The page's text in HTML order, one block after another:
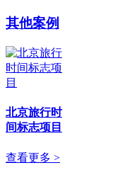
其他案例
北京旅行时
间标志项目
查看更多 >